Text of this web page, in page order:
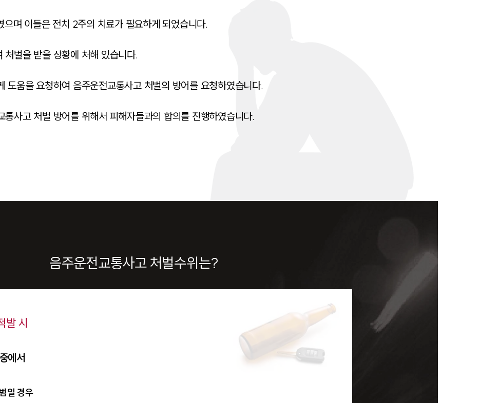
며 이들은 전치 2주의 치료가 필요하게 되었습니다.
벌을 받을 상황에 처해 있습니다.
도움을 요청하여 음주운전교통사고 처벌의 방어를 요청하였습니다.
사고 처벌 방어를 위해서 피해자들과의 합의를 진행하였습니다.
음주운전교통사고 처벌수위는?
발 시
에서
일 경우